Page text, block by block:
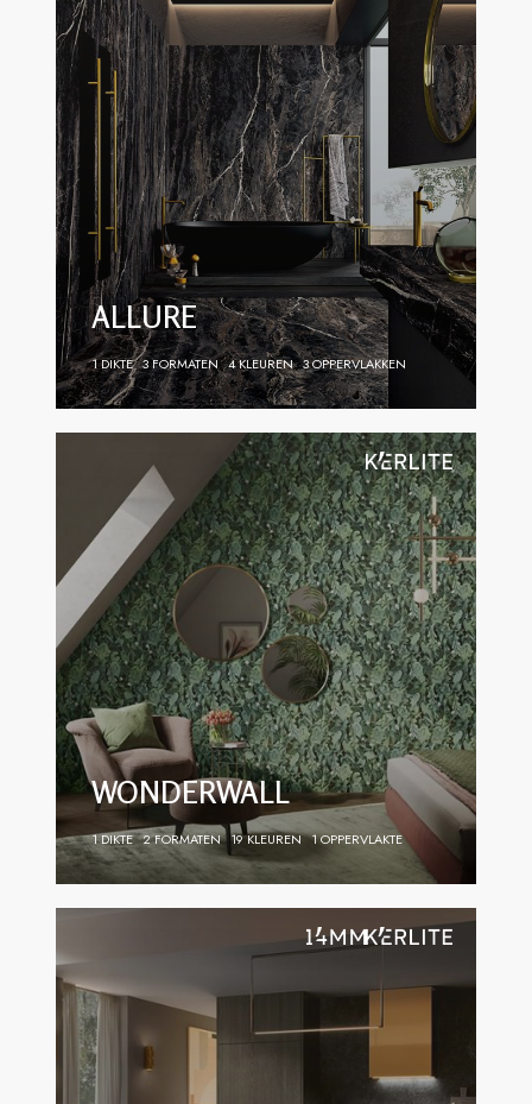
ALLURE
1 DIKTE 3 FORMATEN 4 KLEUREN 3 OPPERVLAKKEN
WONDERWALL
1 DIKTE 2 FORMATEN 19 KLEUREN 1 OPPERVLAKTE